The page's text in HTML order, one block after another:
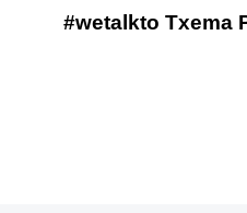
l
#wetalkto Txema